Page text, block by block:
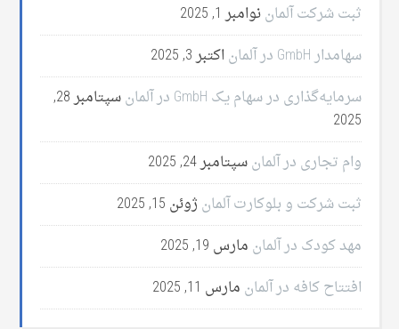
ثبت شرکت آلماننوامبر 1, 2025
سهامدار GmbH در آلمان
اکتبر 3, 2025
سرمایه‌گذاری در سهام یک GmbH در آلمان
سپتامبر 28,
2025
وام تجاری در آلمانسپتامبر 24, 2025
ثبت شرکت و بلوکارت آلمان ژوئن 15, 2025
مهد کودک در آلمان مارس 19, 2025
افتتاح کافه در آلمان مارس 11, 2025